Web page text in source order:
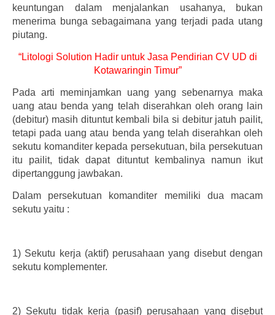
keuntungan dalam menjalankan usahanya, bukan
menerima bunga sebagaimana yang terjadi pada utang
piutang.
“Litologi Solution Hadir untuk Jasa Pendirian CV UD di
Kotawaringin Timur”
Pada arti meminjamkan uang yang sebenarnya maka
uang atau benda yang telah diserahkan oleh orang lain
(debitur) masih dituntut kembali bila si debitur jatuh pailit,
tetapi pada uang atau benda yang telah diserahkan oleh
sekutu komanditer kepada persekutuan, bila persekutuan
itu pailit, tidak dapat dituntut kembalinya namun ikut
dipertanggung jawbakan.
Dalam persekutuan komanditer memiliki dua macam
sekutu yaitu :
1) Sekutu kerja (aktif) perusahaan yang disebut dengan
sekutu komplementer.
2) Sekutu tidak kerja (pasif) perusahaan yang disebut